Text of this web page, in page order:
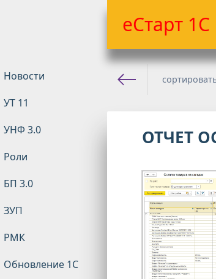
еСтарт 1С
Новости
УТ 11
УНФ 3.0
Роли
БП 3.0
ЗУП
РМК
Обновление 1С
ОТЧЕТ